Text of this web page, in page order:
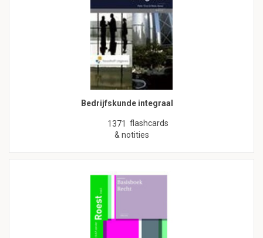
Bedrijfskunde integraal
1371 flashcards
& notities